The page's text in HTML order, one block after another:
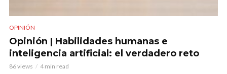
OPINIÓN
Opinión | Habilidades humanas e
inteligencia artificial: el verdadero reto
86 views 4 min read